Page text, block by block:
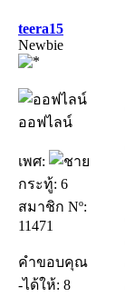
teera15
Newbie
ออฟไลน์
เพศ:
กระทู้: 6
สมาชิก Nº:
11471
คำขอบคุณ
-ได้ให้: 8